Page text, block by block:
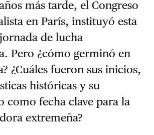
más tarde, el Congreso
en París, instituyó esta
de lucha
Pero ¿cómo germinó en
¿Cuáles fueron sus inicios,
históricas y su
como fecha clave para la
extremeña?